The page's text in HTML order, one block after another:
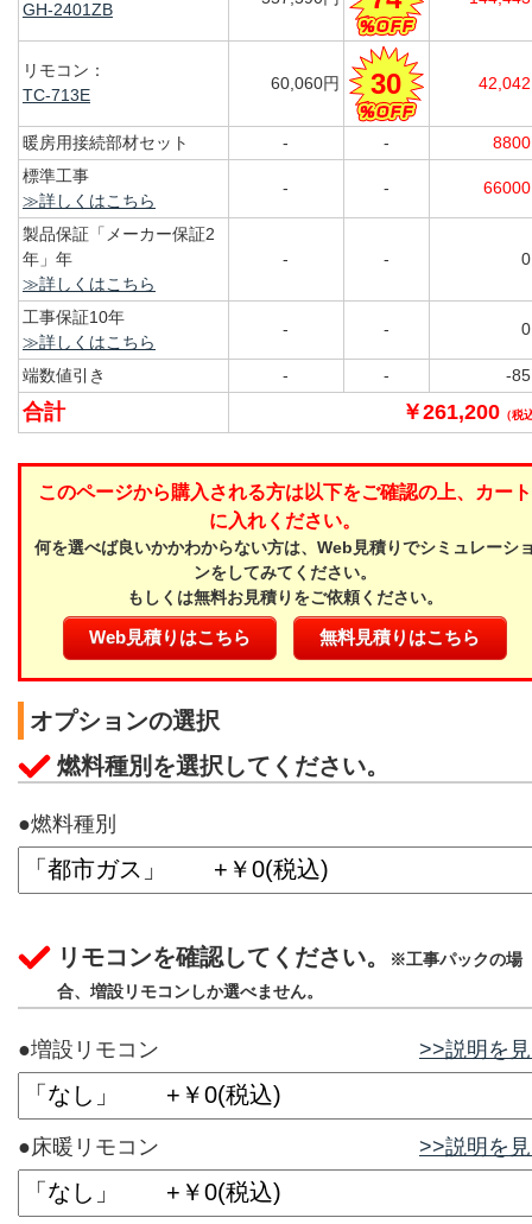
GH-2401ZB
リモコン：
TC-713E
60,060円 30
暖房用接続部材セット - -
標準工事
≫詳しくはこちら
- -
製品保証「メーカー保証2
年」年
≫詳しくはこちら
- -
工事保証10年
≫詳しくはこちら
- -
端数値引き - - -
合計 ￥261,200 （税
このページから購入される方は以下をご確認の上、カート
に入れください。
何を選べば良いかかわからない方は、Web見積りでシミュレーシ
ンをしてみてください。
もしくは無料お見積りをご依頼ください。
Web見積りはこちら 無料見積りはこちら
オプションの選択
燃料種別を選択してください。
●燃料種別
リモコンを確認してください。
※工事パックの場
合、増設リモコンしか選べません。
●増設リモコン >>説明を
●床暖リモコン >>説明を